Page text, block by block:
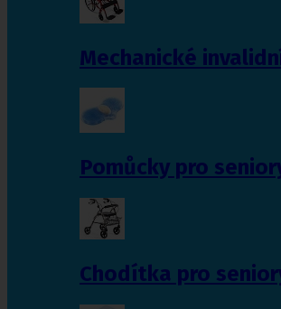
Mechanické
Pomůcky pro
Chodítka pro